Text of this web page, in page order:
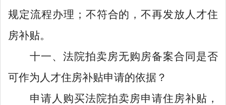
规定流程办理；不符合的，不再发放人才住
房补贴。
十一、法院拍卖房无购房备案合同是否
可作为人才住房补贴申请的依据？
申请人购买法院拍卖房申请住房补贴，